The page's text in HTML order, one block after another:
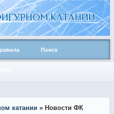
Поиск
катании » Новости ФК